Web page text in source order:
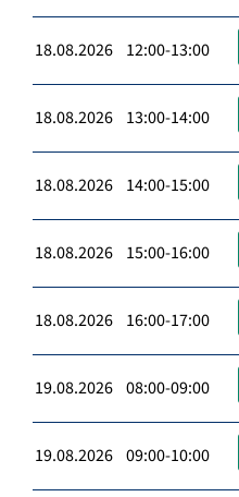
18.08.2026 12:00-13:00
18.08.2026 13:00-14:00
18.08.2026 14:00-15:00
18.08.2026 15:00-16:00
18.08.2026 16:00-17:00
19.08.2026 08:00-09:00
19.08.2026 09:00-10:00